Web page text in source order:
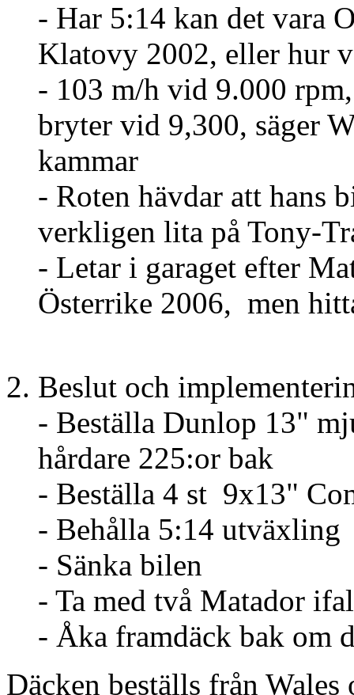
- Har 5:14 kan det vara
Klatovy 2002, eller hur
- 103 m/h vid 9.000
bryter vid 9,300, säger
kammar
- Roten hävdar att hans
verkligen lita på Tony-
- Letar i garaget efter
Österrike 2006, men
Beslut och
- Beställa Dunlop 13"
hårdare 225:or bak
- Beställa 4 st 9x13"
- Behålla 5:14 utväxling
- Sänka bilen
- Ta med två Matador
- Åka framdäck bak om
Däcken beställs från Wales